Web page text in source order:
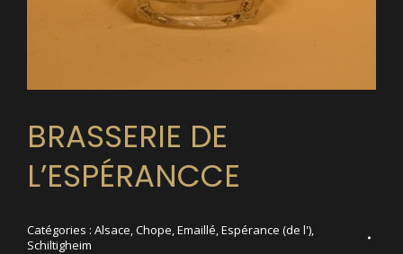
BRASSERIE DE
L’ESPÉRANCCE
Catégories : Alsace,Chope,Emaillé,Espérance (de l'),
Schiltigheim